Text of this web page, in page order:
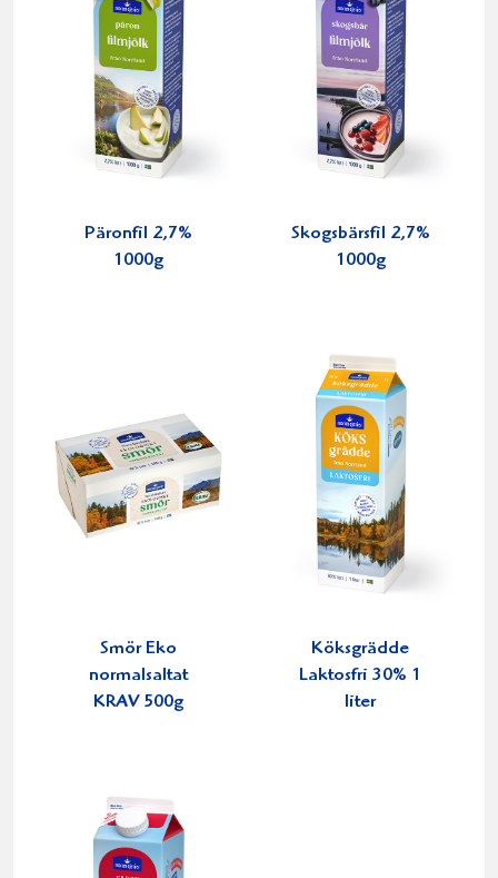
Päronfil 2,7%
1000g
Skogsbärsfil 2,7%
1000g
Smör Eko
normalsaltat
KRAV 500g
Köksgrädde
Laktosfri 30% 1
liter